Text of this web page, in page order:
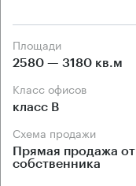
Площади
2580 — 3180 кв.м
Класс офисов
класс B
Схема продажи
Прямая продажа от
собственника